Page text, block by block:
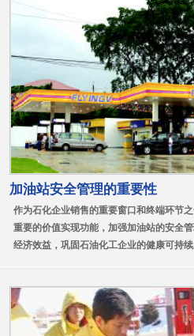
加油站安全管理的重要性
作为石化企业销售的重要窗口和终端环节
重要的价值实现功能，加强加油站的安全
经济效益，巩固石油化工企业的健康可持